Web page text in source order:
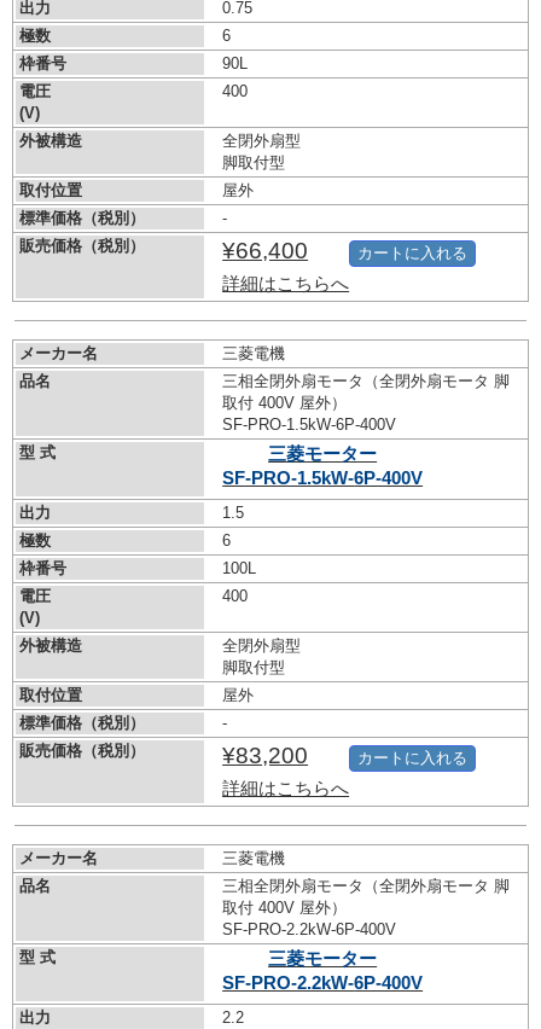
出力
0.75
極数
6
枠番号
90L
電圧
(V)
400
外被構造
全閉外扇型
脚取付型
取付位置
屋外
標準価格（税別）
-
販売価格（税別）
¥66,400
詳細はこちらへ
カートに入れる
メーカー名
三菱電機
品名
三相全閉外扇モータ（全閉外扇モータ 脚
取付 400V 屋外）
SF-PRO-1.5kW-6P-400V
型 式
三菱モーター
SF-PRO-1.5kW-6P-400V
出力
1.5
極数
6
枠番号
100L
電圧
(V)
400
外被構造
全閉外扇型
脚取付型
取付位置
屋外
標準価格（税別）
-
販売価格（税別）
¥83,200
詳細はこちらへ
カートに入れる
メーカー名
三菱電機
品名
三相全閉外扇モータ（全閉外扇モータ 脚
取付 400V 屋外）
SF-PRO-2.2kW-6P-400V
型 式
三菱モーター
SF-PRO-2.2kW-6P-400V
出力
2.2